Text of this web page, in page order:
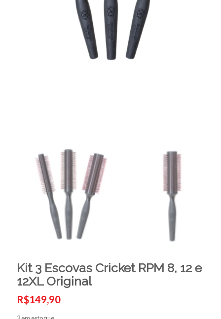
Kit 3 Escovas Cricket RPM 8, 12 e
12XL Original
R$149,90